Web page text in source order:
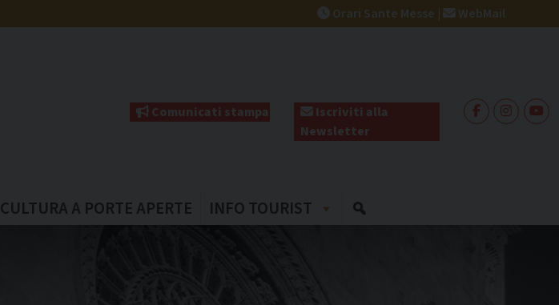
Orari Sante Messe | WebMail
Comunicati stampa
Iscriviti alla
Newsletter
CULTURA A PORTE APERTE INFO TOURIST